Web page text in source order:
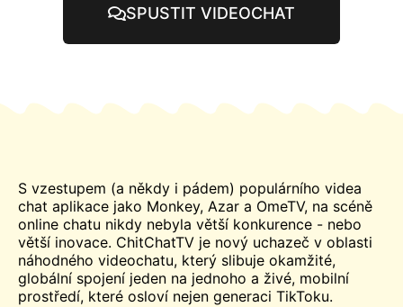
SPUSTIT VIDEOCHAT
S vzestupem (a někdy i pádem) populárního videa
chat aplikace jako Monkey, Azar a OmeTV, na scéně
online chatu nikdy nebyla větší konkurence - nebo
větší inovace. ChitChatTV je nový uchazeč v oblasti
náhodného videochatu, který slibuje okamžité,
globální spojení jeden na jednoho a živé, mobilní
prostředí, které osloví nejen generaci TikToku.